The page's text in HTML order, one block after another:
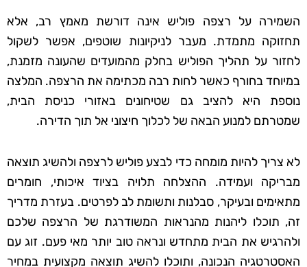
השמירה על רצפה פוליש אינה דורשת מאמץ רב, אלא
תחזוקה מתמדת. מעבר לניקיונות שוטפים, אפשר לשקול
לחזור על תהליך הפוליש בחלק מהמועדים שהעונה מזמנת,
במיוחד בחורף כאשר לחות רבה מכתימה את הרצפה. המלצה
נוספת היא להציב גם שטיחונים באזורי כניסת הבית,
שמטרתם למנוע הבאה של לכלוך חיצוני אל תוך הדירה.
לא צריך להיות מומחה כדי לבצע פוליש לרצפה ולהשיג תוצאה
מבריקה ועמידה. ההצלחה תלויה בציוד איכותי, חומרים
מתאימים ובעיקר, סבלנות ותשומת לב לפרטים. בעזרת מדריך
זה, תוכלו ליהנות מהנראות המשודרגת של הרצפה שלכם
ולהרגיש את הבית מתחדש ונראה טוב יותר מאי פעם. זוג עם
האסטרטגיה הנכונה, ותוכלו להשיג תוצאה מקצועית במחיר